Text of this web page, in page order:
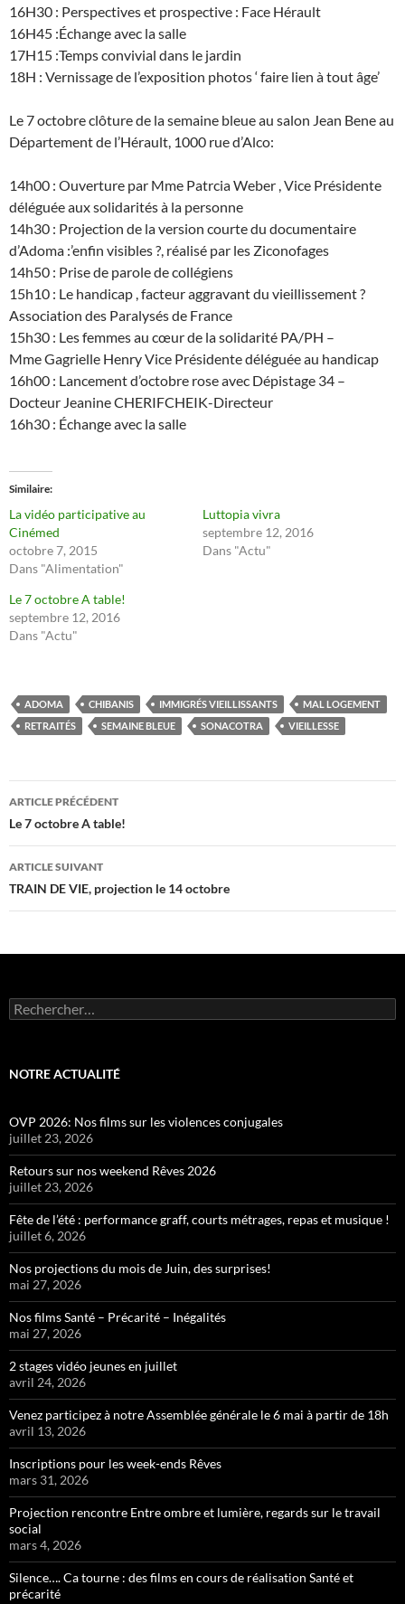
16H30 : Perspectives et prospective : Face Hérault
16H45 :Échange avec la salle
17H15 :Temps convivial dans le jardin
18H : Vernissage de l’exposition photos ‘ faire lien à tout âge’
Le 7 octobre clôture de la semaine bleue au salon Jean Bene au
Département de l’Hérault, 1000 rue d’Alco:
14h00 : Ouverture par Mme Patrcia Weber , Vice Présidente
déléguée aux solidarités à la personne
14h30 : Projection de la version courte du documentaire
d’Adoma :’enfin visibles ?, réalisé par les Ziconofages
14h50 : Prise de parole de collégiens
15h10 : Le handicap , facteur aggravant du vieillissement ?
Association des Paralysés de France
15h30 : Les femmes au cœur de la solidarité PA/PH –
Mme Gagrielle Henry Vice Présidente déléguée au handicap
16h00 : Lancement d’octobre rose avec Dépistage 34 –
Docteur Jeanine CHERIFCHEIK-Directeur
16h30 : Échange avec la salle
Similaire
La vidéo participative au
Cinémed
octobre 7, 2015
Dans "Alimentation"
Luttopia vivra
septembre 12, 2016
Dans "Actu"
Le 7 octobre A table!
septembre 12, 2016
Dans "Actu"
ADOMA CHIBANIS IMMIGRÉS VIEILLISSANTS
MAL LOGEMENT
RETRAITÉS
SEMAINE BLEUE SONACOTRA VIEILLESSE
Navigation
des
articles
ARTICLE PRÉCÉDENT
Le 7 octobre A table!
ARTICLE SUIVANT
TRAIN DE VIE, projection le 14 octobre
Rechercher :
NOTRE ACTUALITÉ
OVP 2026: Nos films sur les violences conjugales
juillet 23, 2026
Retours sur nos weekend Rêves 2026
juillet 23, 2026
Fête de l’été : performance graff, courts métrages, repas et musique !
juillet 6, 2026
Nos projections du mois de Juin, des surprises!
mai 27, 2026
Nos films Santé – Précarité – Inégalités
mai 27, 2026
2 stages vidéo jeunes en juillet
avril 24, 2026
Venez participez à notre Assemblée générale le 6 mai à partir de 18h
avril 13, 2026
Inscriptions pour les week-ends Rêves
mars 31, 2026
Projection rencontre Entre ombre et lumière, regards sur le travail
social
mars 4, 2026
Silence…. Ca tourne : des films en cours de réalisation Santé et
précarité